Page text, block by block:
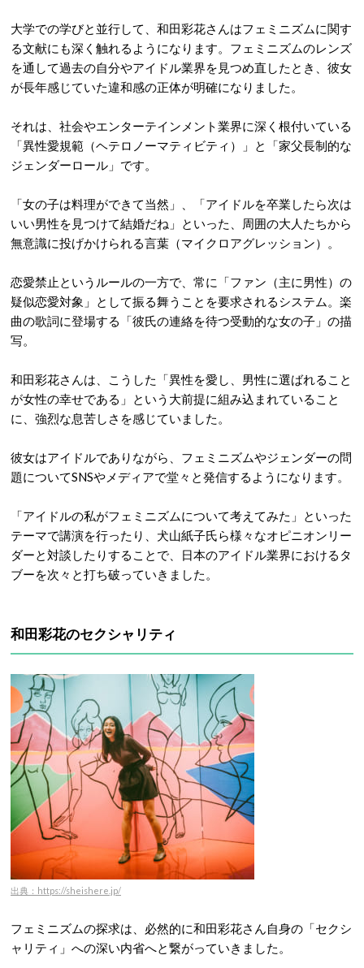
大学での学びと並行して、和田彩花さんはフェミニズムに関す
る文献にも深く触れるようになります。フェミニズムのレンズ
を通して過去の自分やアイドル業界を見つめ直したとき、彼女
が長年感じていた違和感の正体が明確になりました。
それは、社会やエンターテインメント業界に深く根付いている
「異性愛規範（ヘテロノーマティビティ）」と「家父長制的な
ジェンダーロール」です。
「女の子は料理ができて当然」、「アイドルを卒業したら次は
いい男性を見つけて結婚だね」といった、周囲の大人たちから
無意識に投げかけられる言葉（マイクロアグレッション）。
恋愛禁止というルールの一方で、常に「ファン（主に男性）の
疑似恋愛対象」として振る舞うことを要求されるシステム。 楽
曲の歌詞に登場する「彼氏の連絡を待つ受動的な女の子」の描
写。
和田彩花さんは、こうした「異性を愛し、男性に選ばれること
が女性の幸せである」という大前提に組み込まれていること
に、強烈な息苦しさを感じていました。
彼女はアイドルでありながら、フェミニズムやジェンダーの問
題についてSNSやメディアで堂々と発信するようになります。
「アイドルの私がフェミニズムについて考えてみた」といった
テーマで講演を行ったり、犬山紙子氏ら様々なオピニオンリー
ダーと対談したりすることで、日本のアイドル業界におけるタ
ブーを次々と打ち破っていきました。
和田彩花のセクシャリティ
出典：https://sheishere.jp/
フェミニズムの探求は、必然的に和田彩花さん自身の「セクシ
ャリティ」への深い内省へと繋がっていきました。